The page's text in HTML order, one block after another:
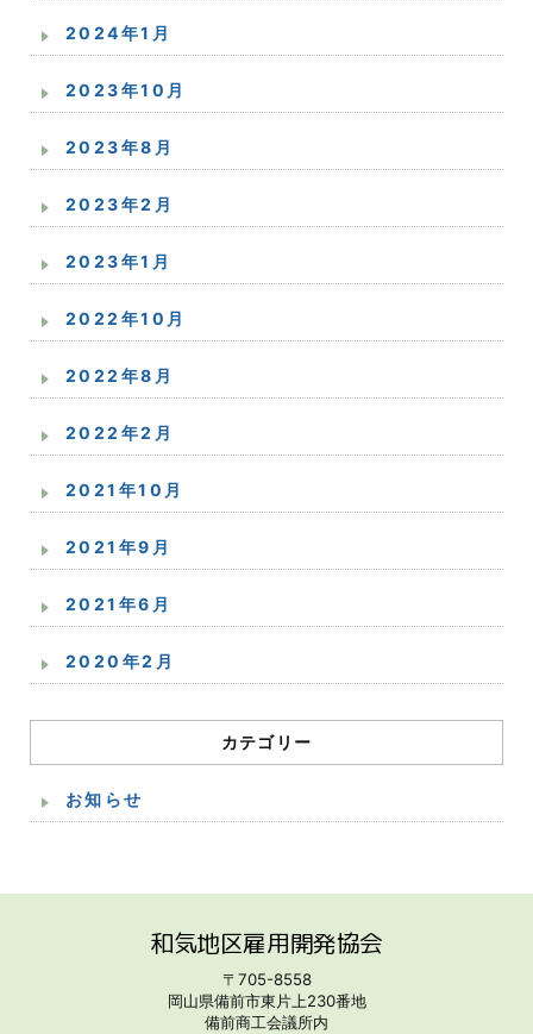
2024年1月
2023年10月
2023年8月
2023年2月
2023年1月
2022年10月
2022年8月
2022年2月
2021年10月
2021年9月
2021年6月
2020年2月
カテゴリー
お知らせ
和気地区雇用開発協会
〒705-8558
岡山県備前市東片上230番地
備前商工会議所内